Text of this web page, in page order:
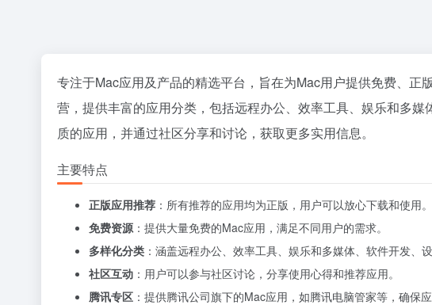
专注于Mac应用及产品的精选平台，旨在为Mac用户提供免费、正
营，提供丰富的应用分类，包括远程办公、效率工具、娱乐和多
质的应用，并通过社区分享和讨论，获取更多实用信息。
主要特点
正版应用推荐 ：所有推荐的应用均为正版，用户可以放心下载和使用。
免费资源：提供大量免费的Mac应用，满足不同用户的需求。
多样化分类 ：涵盖远程办公、效率工具、娱乐和多媒体、软件开发、
社区互动 ：用户可以参与社区讨论，分享使用心得和推荐应用。
腾讯专区 ：提供腾讯公司旗下的Mac应用，如腾讯电脑管家等，确保